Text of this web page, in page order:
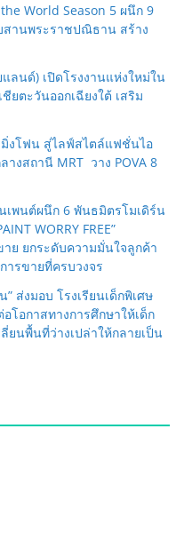
World Season 5 ผนึก 9
สานพระราชปณิธาน สร้าง
ลนด์) เปิดโรงงานแห่งใหม่ใน
ยตะวันออกเฉียงใต้ เสริม
มิ่งโฟน สู่ไลฟ์สไตล์แฟชั่นไอ
งสถานี MRT วาง POVA 8
เพนต์ผนึก 6 พันธมิตรโมเดิร์น
WORRY FREE”
ย ยกระดับความมั่นใจลูกค้า
รขายที่ครบวงจร
ส่งมอบ โรงเรียนเด็กพิเศษ
โอกาสทางการศึกษาให้เด็ก
ยนพื้นที่ว่างเปล่าให้กลายเป็น